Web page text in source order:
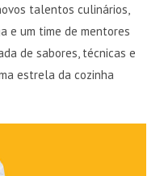
talentos culinários,
e um time de mentores
de sabores, técnicas e
estrela da cozinha